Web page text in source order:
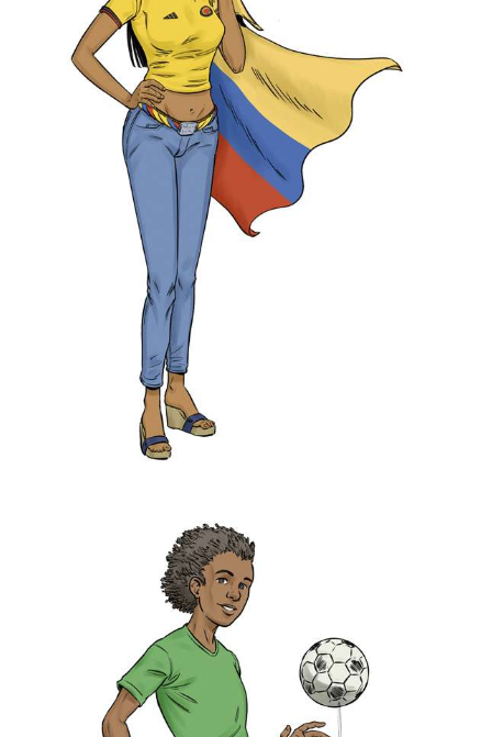
Association « La voie des adoptés ».